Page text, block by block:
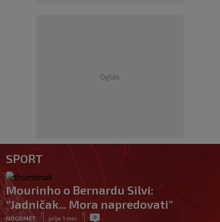
Oglas
SPORT
Mourinho o Bernardu Silvi:
"Jadničak... Mora napredovati"
NOGOMET
|
prije 1 min
| 0